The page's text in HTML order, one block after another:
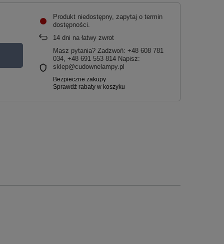
Produkt niedostępny, zapytaj o termin
dostępności
14 dni na łatwy zwrot
Masz pytania? Zadzwoń: +48 608 781
034, +48 691 553 814 Napisz:
sklep@cudownelampy.pl